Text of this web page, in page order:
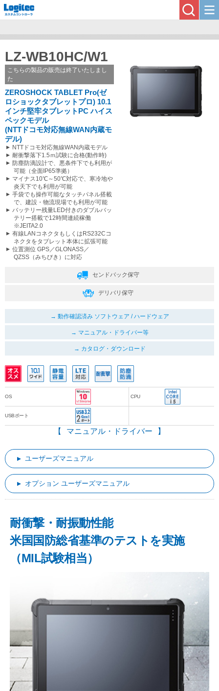
LZ-WB10HC/W1
こちらの製品の販売は終了いたしまし
た
ZEROSHOCK TABLET Pro(ゼ
ロショックタブレットプロ) 10.1
インチ堅牢タブレットPC ハイス
ペックモデル
(NTTドコモ対応無線WAN内蔵モ
デル)
NTTドコモ対応無線WAN内蔵モデル
耐衝撃落下1.5ｍ試験に合格(動作時)
防塵防滴設計で、悪条件下でも利用が
可能（全面IP65準拠）
マイナス10℃～50℃対応で、寒冷地や
炎天下でも利用が可能
手袋でも操作可能なタッチパネル搭載
で、建設・物流現場でも利用が可能
バッテリー残量LED付きのダブルバッ
テリー搭載で12時間連続稼働
※JEITA2.0
有線LANコネクタもしくはRS232Cコ
ネクタをタブレット本体に拡張可能
位置測位 GPS／GLONASS／
QZSS（みちびき）に対応
センドバック保守
デリバリ保守
動作確認済み ソフトウェア / ハードウェア
マニュアル・ドライバー等
カタログ・ダウンロード
OS CPU
USBポート
耐衝撃・耐振動性能
米国国防総省基準のテストを実施
（MIL試験相当）
マニュアル・ドライバー
ユーザーズマニュアル
オプション ユーザーズマニュアル